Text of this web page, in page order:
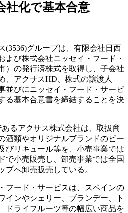
社化で基本合意
(3536)グループは、有限会社日西
よび株式会社ニッセイ・フード・
）の発行済株式を取得し、子会社
、アクサスHD、株式の譲渡人
並びにニッセイ・フード・サービ
る基本合意書を締結することを決
るアクサス株式会社は、取扱商
酒類やオリジナルブランドのビー
びリキュール等を、小売事業では
で小売販売し、卸売事業では全国
プへ卸売販売している。
フード・サービスは、スペインの
インやシェリー、ブランデー、ト
ドライフルーツ等の幅広い商品を